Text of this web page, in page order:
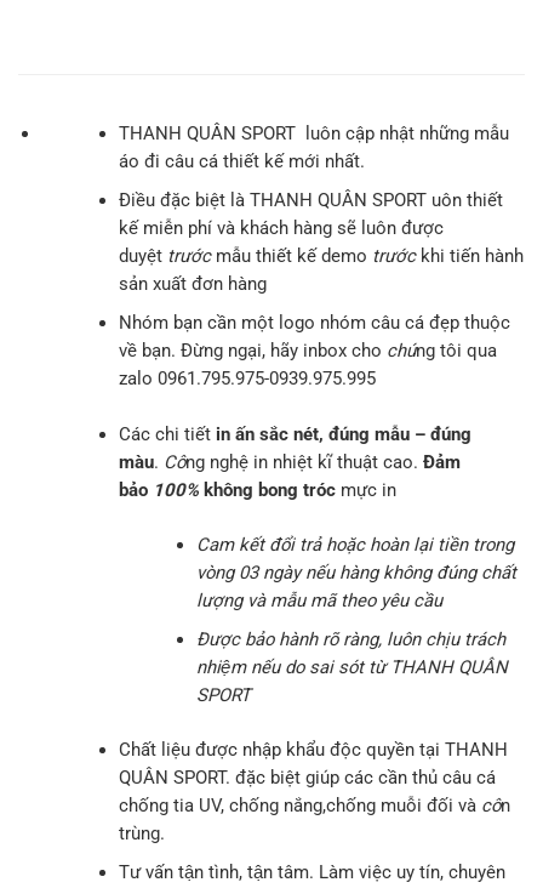
THANH QUÂN SPORT luôn cập nhật những mẫu
áo đi câu cá thiết kế mới nhất.
Điều đặc biệt là THANH QUÂN SPORT uôn thiết
kế miễn phí và khách hàng sẽ luôn được
duyệt trước mẫu thiết kế demo trước khi tiến hành
sản xuất đơn hàng
Nhóm bạn cần một logo nhóm câu cá đẹp thuộc
về bạn. Đừng ngại, hãy inbox cho chúng tôi qua
zalo 0961.795.975-0939.975.995
Các chi tiết in ấn sắc nét, đúng mẫu – đúng
màu. Công nghệ in nhiệt kĩ thuật cao.Đảm
bảo 100% không bong tróc mực in
Cam kếtđổi trả hoặc hoàn lại tiền trong
vòng 03 ngày nếu hàng không đúng chất
lượng và mẫu mã theo yêu cầu
Được bảo hành rõ ràng, luôn chịu trách
nhiệm nếu do sai sót từ THANH QUÂN
SPORT
Chất liệu được nhập khẩu độc quyền tại THANH
QUÂN SPORT. đặc biệt giúp các cần thủ câu cá
chống tia UV, chống nắng,chống muỗi đối và côn
trùng.
Tư vấn tận tình, tận tâm. Làm việc uy tín, chuyên